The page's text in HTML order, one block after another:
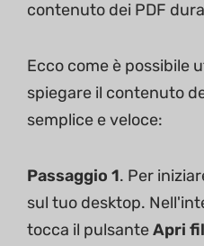
contenuto dei PDF
Ecco come è possibile
spiegare il contenuto
semplice e veloce:
Passaggio 1. Per
sul tuo desktop.
tocca il pulsanteApri